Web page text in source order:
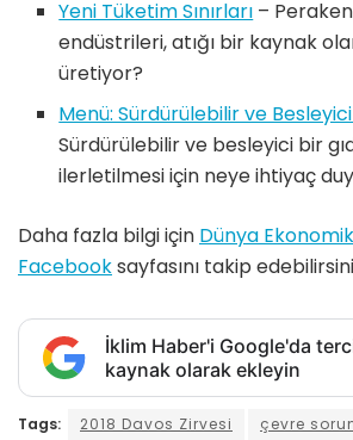
Yeni Tüketim Sınırları –
endüstrileri, atığı bir kaynak
üretiyor?
Menü: Sürdürülebilir ve Besleyici
Sürdürülebilir ve besleyici bir
ilerletilmesi için neye ihtiyaç
Daha fazla bilgi için Dünya
Facebooksayfasını takip
İklim Haber'i Google'da
kaynak olarak ekleyin
Tags: 2018 Davos Zirvesi
çevre